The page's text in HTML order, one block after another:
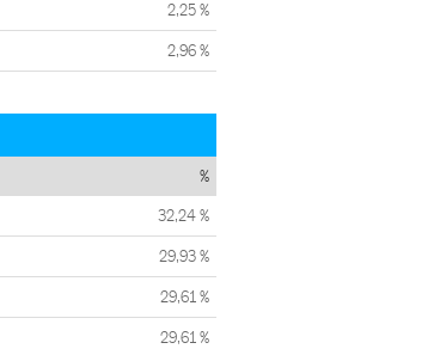
2,25 %
2,96 %
%
32,24 %
29,93 %
29,61 %
29,61 %